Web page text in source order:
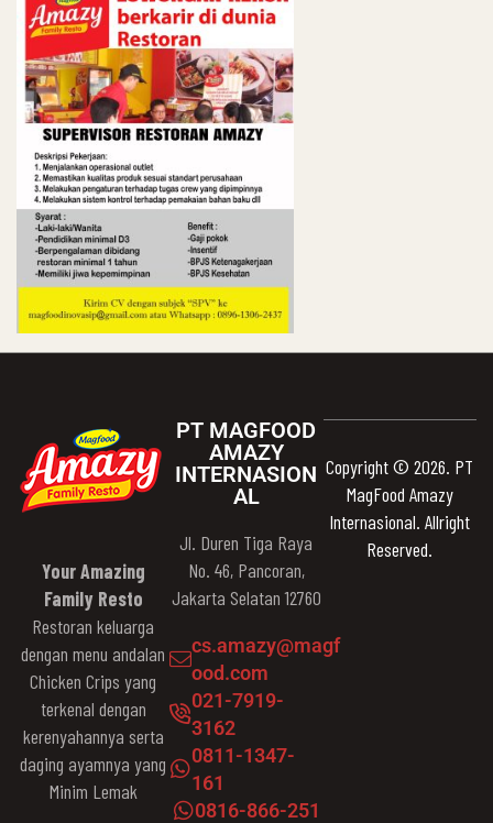
PT MAGFOOD
AMAZY
INTERNASION
AL
Jl. Duren Tiga Raya
No. 46, Pancoran,
Jakarta Selatan 12760
cs.amazy@magf
ood.com
021-7919-
3162
0811-1347-
161
0816-866-251
Your Amazing
Family Resto
Restoran keluarga
dengan menu andalan
Chicken Crips yang
terkenal dengan
kerenyahannya serta
daging ayamnya yang
Minim Lemak
Copyright © 2026. PT
MagFood Amazy
Internasional. Allright
Reserved.